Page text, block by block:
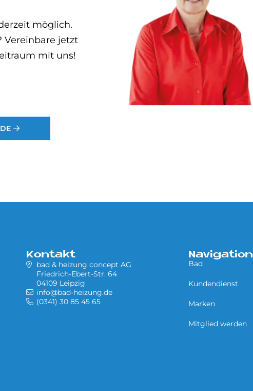
möglich.
Vereinbare jetzt
mit uns!
Kontakt
bad & heizung concept AG
Friedrich-Ebert-Str. 64
04109 Leipzig
info@bad-heizung.de
(0341) 30 85 45 65
Navigation
Bad
Kundendienst
Marken
Mitglied werden